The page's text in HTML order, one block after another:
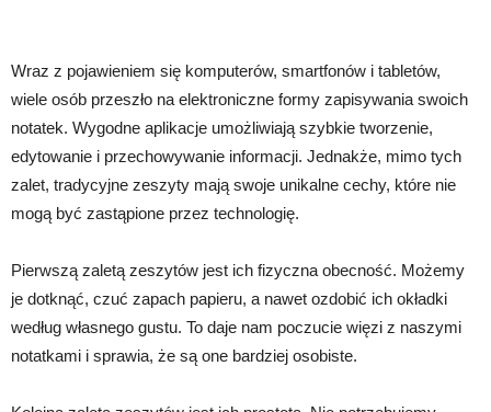
Wraz z pojawieniem się komputerów, smartfonów i tabletów,
wiele osób przeszło na elektroniczne formy zapisywania swoich
notatek. Wygodne aplikacje umożliwiają szybkie tworzenie,
edytowanie i przechowywanie informacji. Jednakże, mimo tych
zalet, tradycyjne zeszyty mają swoje unikalne cechy, które nie
mogą być zastąpione przez technologię.
Pierwszą zaletą zeszytów jest ich fizyczna obecność. Możemy
je dotknąć, czuć zapach papieru, a nawet ozdobić ich okładki
według własnego gustu. To daje nam poczucie więzi z naszymi
notatkami i sprawia, że są one bardziej osobiste.